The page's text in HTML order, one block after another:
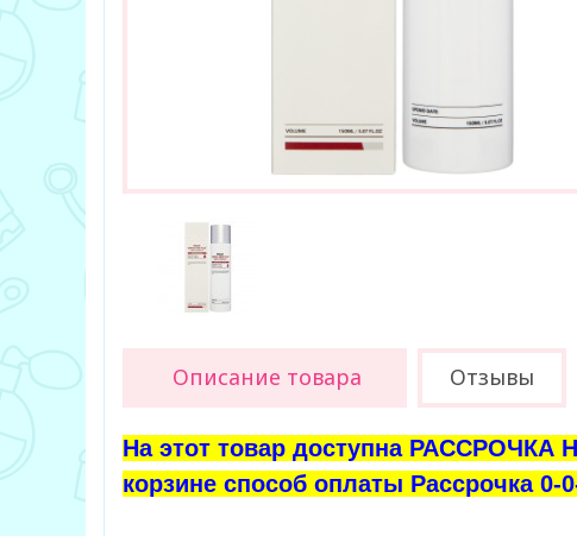
Описание товара Отзывы
На этот товар доступна РАССРОЧКА
корзине способ оплаты Рассрочка 0-